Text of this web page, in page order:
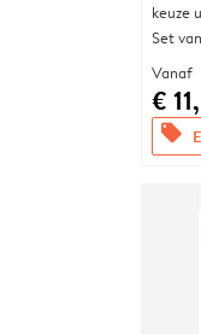
keuze
Set
Vanaf
€
offers